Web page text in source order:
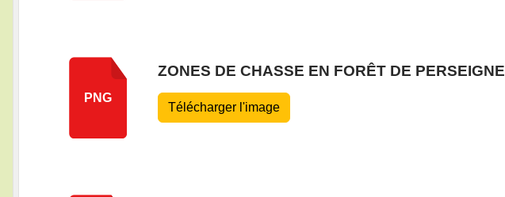
PNG
ZONES DE CHASSE EN FORÊT DE PERSEIGNE
Télécharger l'image